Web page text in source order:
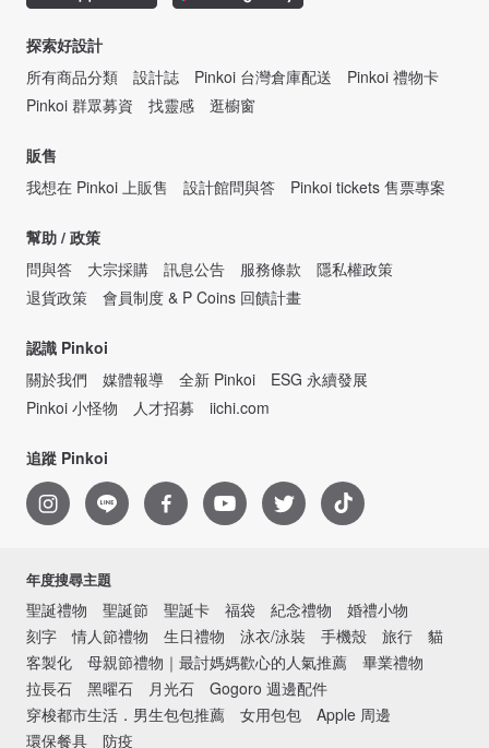
探索好設計
所有商品分類
設計誌 Pinkoi 台灣倉庫配送
Pinkoi 禮物卡
Pinkoi 群眾募資
找靈感 逛櫥窗
販售
我想在 Pinkoi 上販售
設計館問與答 Pinkoi tickets 售票專案
幫助 / 政策
問與答
大宗採購 訊息公告 服務條款
隱私權政策
退貨政策
會員制度 & P Coins 回饋計畫
認識 Pinkoi
關於我們
媒體報導 全新 Pinkoi
ESG 永續發展
Pinkoi 小怪物
人才招募 iichi.com
追蹤 Pinkoi
年度搜尋主題
聖誕禮物 聖誕節 聖誕卡 福袋 紀念禮物
婚禮小物
刻字
情人節禮物 生日禮物 泳衣/泳裝 手機殼 旅行
貓
客製化
母親節禮物｜最討媽媽歡心的人氣推薦
畢業禮物
拉長石
黑曜石 月光石
Gogoro 週邊配件
穿梭都市生活．男生包包推薦
女用包包
Apple 周邊
環保餐具
防疫